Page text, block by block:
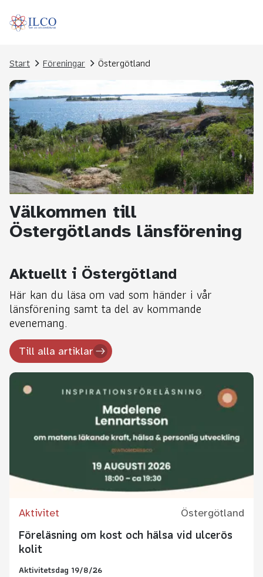
Start Föreningar Östergötland
Välkommen till
Östergötlands länsförening
Aktuellt i Östergötland
Här kan du läsa om vad som händer i vår
länsförening samt ta del av kommande
evenemang.
Till alla artiklar
Aktivitet Östergötland
Föreläsning om kost och hälsa vid ulcerös
kolit
Aktivitetsdag 19/8/26